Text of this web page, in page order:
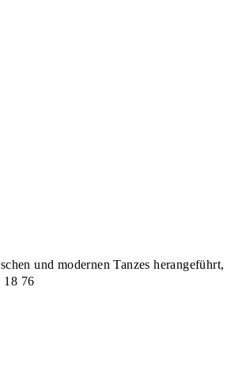
und modernen Tanzes
18 76